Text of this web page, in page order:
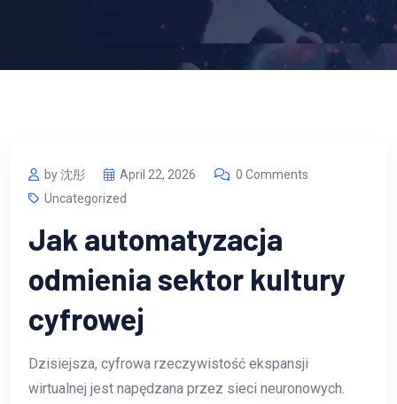
by 沈彤 April 22, 2026
0 Comments
Uncategorized
Jak automatyzacja
odmienia sektor kultury
cyfrowej
Dzisiejsza, cyfrowa rzeczywistość ekspansji
wirtualnej jest napędzana przez sieci neuronowych.